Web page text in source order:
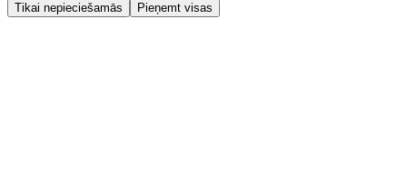
Tikai nepieciešamās
Pieņemt visas